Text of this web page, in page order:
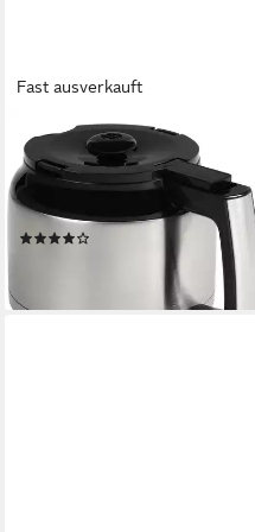
Fast ausverkauft
MELITTA
Kaffeekanne Ersatzkanne
AromaFresh Thermoskanne
Edelstahl
lieferbar - in 2-3 Werktagen bei dir